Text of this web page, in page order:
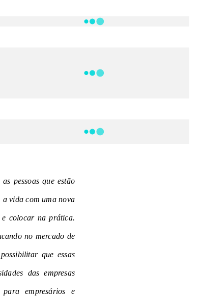
pessoas que estão
vida com uma nova
colocar na prática.
no mercado de
que essas
das empresas
empresários e
FILMES E SÉRIES
MAIS VISTAS DA SEMANA